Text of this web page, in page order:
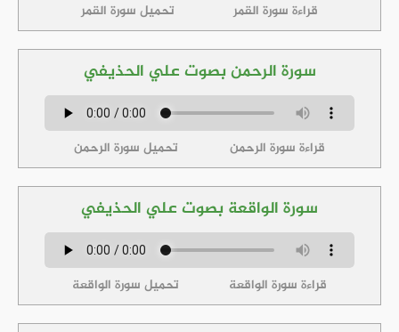
قراءة سورة القمر تحميل سورة القمر
سورة الرحمن بصوت علي الحذيفي
قراءة سورة الرحمن تحميل سورة الرحمن
سورة الواقعة بصوت علي الحذيفي
قراءة سورة الواقعة تحميل سورة الواقعة